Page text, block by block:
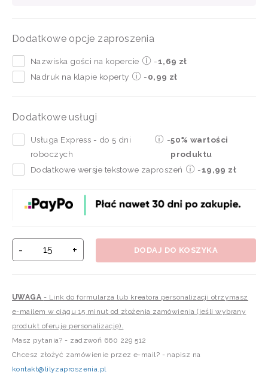
Dodatkowe opcje zaproszenia
Nazwiska gości na kopercie -1,69 zł
Nadruk na klapie koperty
-0,99 zł
Dodatkowe usługi
Usługa Express - do 5 dni
roboczych
-50% wartości
produktu
Dodatkowe wersje tekstowe zaproszeń
-19,99 zł
- + DODAJ DO KOSZYKA
UWAGA - Link do formularza lub kreatora personalizacji otrzymasz
e-mailem w ciągu 15 minut od złożenia zamówienia (jeśli wybrany
produkt oferuje personalizację).
Masz pytania? - zadzwoń 660 229 512
Chcesz złożyć zamówienie przez e-mail? - napisz na
kontakt@lilyzaproszenia.pl